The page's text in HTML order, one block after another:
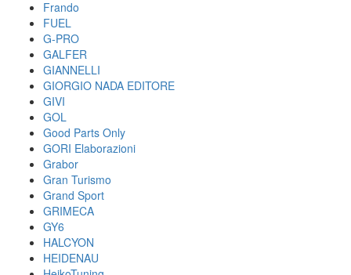
Frando
FUEL
G-PRO
GALFER
GIANNELLI
GIORGIO NADA EDITORE
GIVI
GOL
Good Parts Only
GORI Elaborazioni
Grabor
Gran Turismo
Grand Sport
GRIMECA
GY6
HALCYON
HEIDENAU